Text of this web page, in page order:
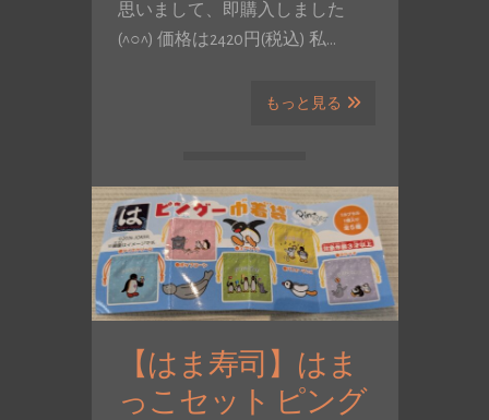
思いまして、即購入しました
(^○^) 価格は2420円(税込) 私…
もっと見る
【はま寿司】はま
っこセット ピング